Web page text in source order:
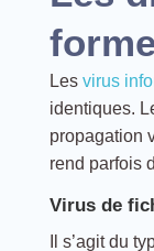
Les virus
identiques.
propagation
rend parfois
Virus de
Il s’agit du